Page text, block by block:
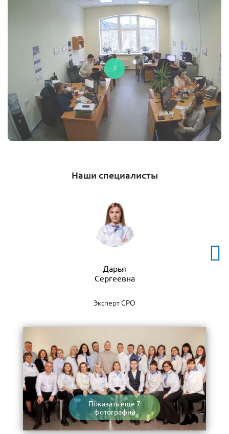
Наши специалисты
Дарья
Сергеевна
Эксперт СРО
Показать еще 7
фотографий